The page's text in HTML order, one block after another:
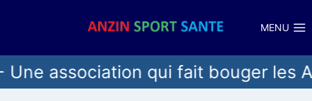
MENU
qui fait bouger les